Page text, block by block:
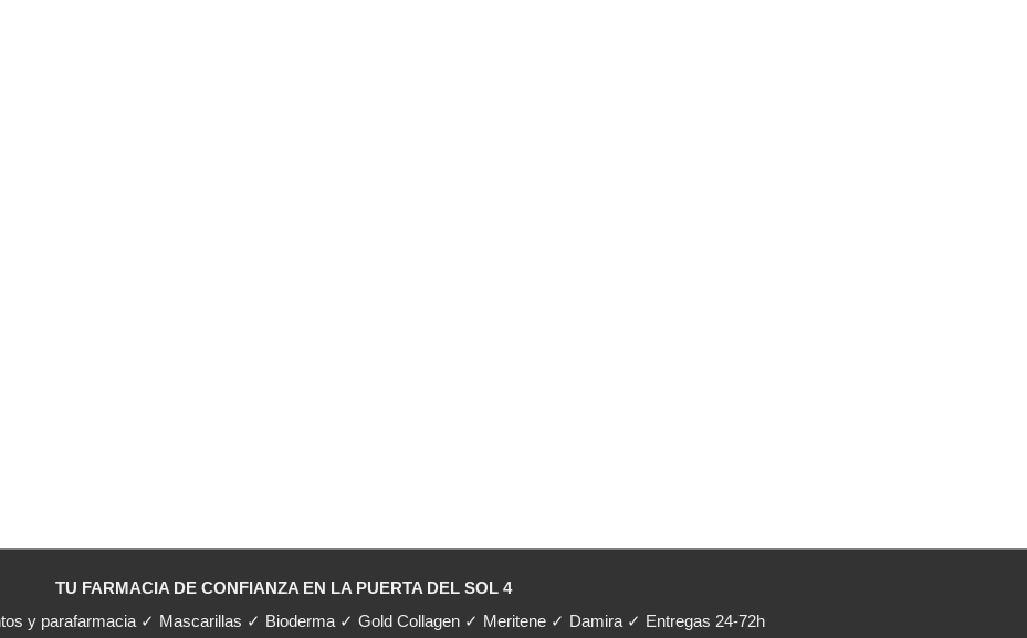
TU FARMACIA DE CONFIANZA EN LA PUERTA DEL SOL 4
y parafarmacia ✓ Mascarillas ✓ Bioderma ✓ Gold Collagen ✓ Meritene ✓ Damira ✓ Entregas 24-72h